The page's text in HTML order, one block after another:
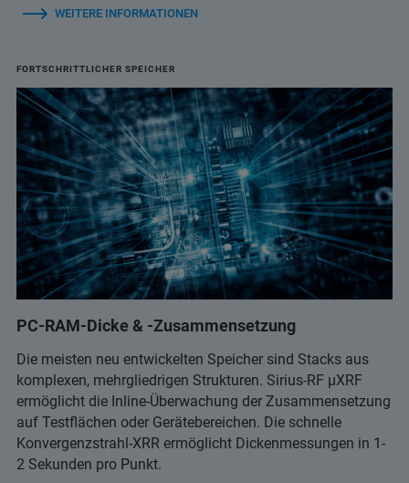
WEITERE INFORMATIONEN
FORTSCHRITTLICHER SPEICHER
PC-RAM-Dicke & -Zusammensetzung
Die meisten neu entwickelten Speicher sind Stacks aus
komplexen, mehrgliedrigen Strukturen. Sirius-RF µXRF
ermöglicht die Inline-Überwachung der Zusammensetzung
auf Testflächen oder Gerätebereichen. Die schnelle
Konvergenzstrahl-XRR ermöglicht Dickenmessungen in 1-
2 Sekunden pro Punkt.